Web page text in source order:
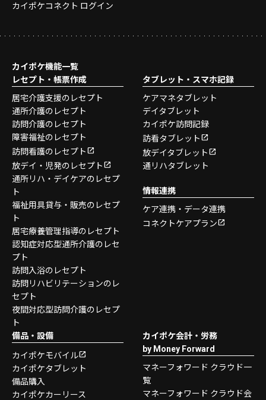
カイポケコネクト ログイン
カイポケ機能一覧
レセプト・帳票作成
居宅介護支援のレセプト
通所介護のレセプト
訪問介護のレセプト
障害福祉のレセプト
訪問看護のレセプト
放デイ・児発のレセプト
通所リハ・デイケアのレセプ
ト
福祉用具貸与・販売のレセプ
ト
居宅療養管理指導のレセプト
認知症対応型通所介護のレセ
プト
訪問入浴のレセプト
訪問リハビリテーションのレ
セプト
夜間対応型訪問介護のレセプ
ト
タブレット・スマホ記録
ケアマネタブレット
デイタブレット
カイポケ訪問記録
訪看タブレット
放デイタブレット
通リハタブレット
情報連携
ケア連携・データ連携
コネクトケアプラン
備品・設備
カイポケモバイル
カイポケタブレット
備品購入
カイポケカーリース
カイポケ会計・労務
by Money Forward
マネーフォワード クラウド一
覧
マネーフォワード クラウド会